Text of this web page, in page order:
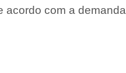
acordo com a